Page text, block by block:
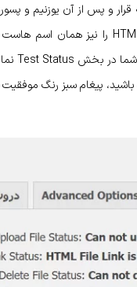
باشید، پیغام سبز رنگ